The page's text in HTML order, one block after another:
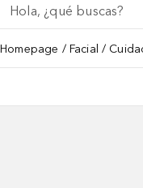
Homepage Facial